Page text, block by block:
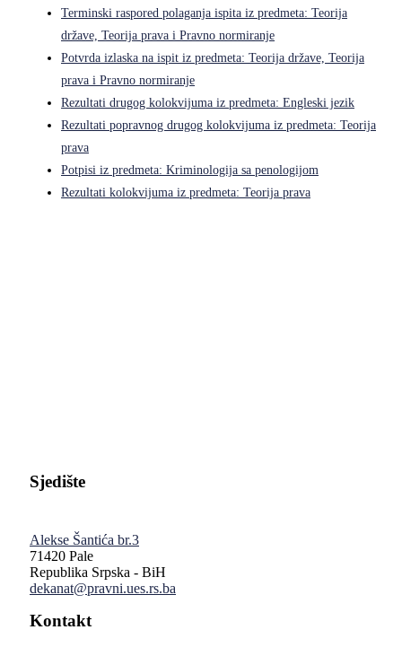
Terminski raspored polaganja ispita iz predmeta: Teorija
države, Teorija prava i Pravno normiranje
Potvrda izlaska na ispit iz predmeta: Teorija države, Teorija
prava i Pravno normiranje
Rezultati drugog kolokvijuma iz predmeta: Engleski jezik
Rezultati popravnog drugog kolokvijuma iz predmeta: Teorija
prava
Potpisi iz predmeta: Kriminologija sa penologijom
Rezultati kolokvijuma iz predmeta: Teorija prava
Sjedište
Alekse Šantića br.3
71420 Pale
Republika Srpska - BiH
dekanat@pravni.ues.rs.ba
Kontakt